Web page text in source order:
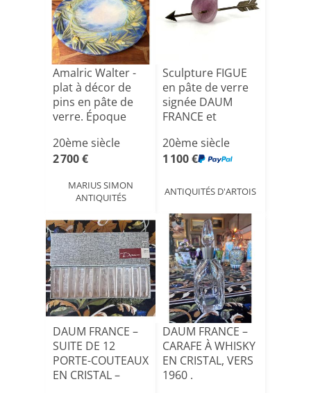
Amalric Walter -
plat à décor de
pins en pâte de
verre. Époque
20ème siècle
2 700 €
MARIUS SIMON
ANTIQUITÉS
Sculpture FIGUE
en pâte de verre
signée DAUM
FRANCE et
20ème siècle
1 100 €
ANTIQUITÉS D'ARTOIS
DAUM FRANCE –
SUITE DE 12
PORTE-COUTEAUX
EN CRISTAL –
DAUM FRANCE –
CARAFE À WHISKY
EN CRISTAL, VERS
1960 .